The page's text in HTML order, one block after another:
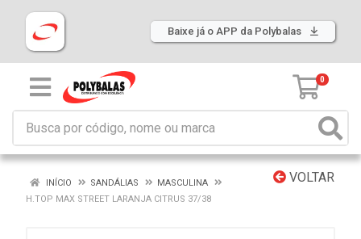
Baixe já o APP da Polybalas
0
VOLTAR
INÍCIO SANDÁLIAS
MASCULINA
H.TOP MAX STREET LARANJA CITRUS 37/38